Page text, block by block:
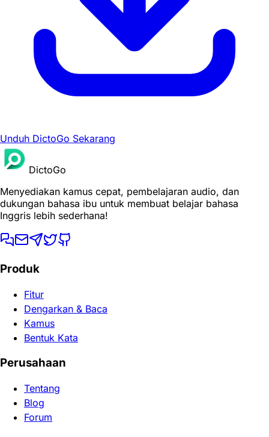
Unduh DictoGo Sekarang
DictoGo
Menyediakan kamus cepat, pembelajaran audio, dan
dukungan bahasa ibu untuk membuat belajar bahasa
Inggris lebih sederhana!
Produk
Fitur
Dengarkan & Baca
Kamus
Bentuk Kata
Perusahaan
Tentang
Blog
Forum